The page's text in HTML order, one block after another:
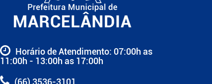
Horário de Atendimento: 07:00h as
11:00h - 13:00h as 17:00h
(66) 3536-3101